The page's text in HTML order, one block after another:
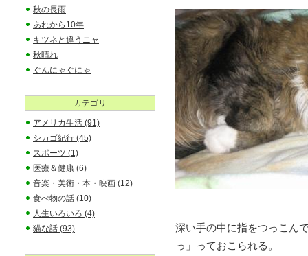
深い手の中に指をつっこん
っ」っておこられる。
秋の長雨
あれから10年
キツネと違うニャ
秋晴れ
ぐんにゃぐにゃ
カテゴリ
アメリカ生活 (91)
シカゴ紀行 (45)
スポーツ (1)
医療＆健康 (6)
音楽・美術・本・映画 (12)
食べ物の話 (10)
人生いろいろ (4)
猫な話 (93)